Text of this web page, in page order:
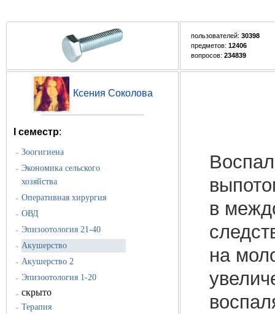
пользователей: 30398
предметов: 12406
вопросов: 234839
Ксения Соколова
I семестр:
» Зоогигиена
» Экономика сельского
хозяйства
» Оперативная хирургия
» ОВД
» Эпизоотология 21-40
» Акушерство
» Акушерство 2
» Эпизоотология 1-20
» скрыто
» Терапия
в
на